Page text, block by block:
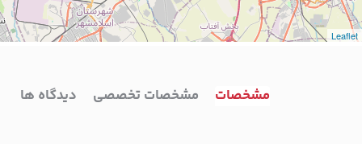
Leaflet
مشخصات مشخصات تخصصی دیدگاه ها